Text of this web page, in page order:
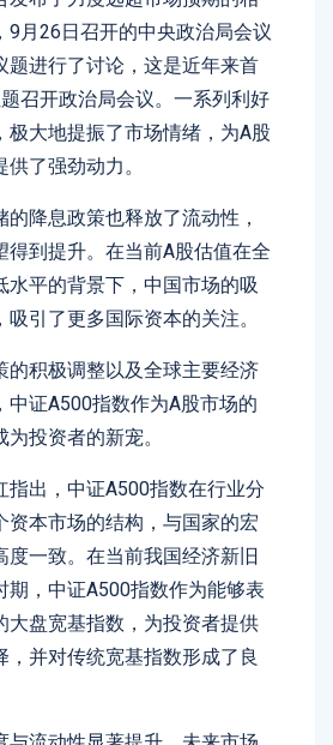
9月26日召开的中央政治局会议
题进行了讨论，这是近年来首
召开政治局会议。一系列利好
极大地提振了市场情绪，为A股
了强劲动力。
降息政策也释放了流动性，
得到提升。在当前A股估值在全
水平的背景下，中国市场的吸
引了更多国际资本的关注。
的积极调整以及全球主要经济
中证A500指数作为A股市场的
投资者的新宠。
指出，中证A500指数在行业分
资本市场的结构，与国家的宏
度一致。在当前我国经济新旧
期，中证A500指数作为能够表
大盘宽基指数，为投资者提供
，并对传统宽基指数形成了良